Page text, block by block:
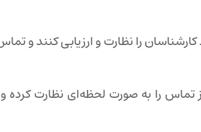
را نظارت و ارزیابی کنند و
تماس را به صورت لحظه‌ای نظارت